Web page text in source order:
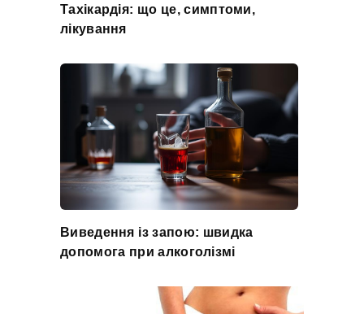
Тахікардія: що це, симптоми,
лікування
Виведення із запою: швидка
допомога при алкоголізмі